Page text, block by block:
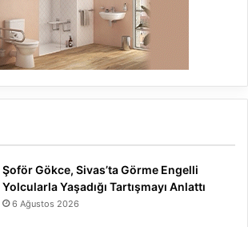
Şoför Gökce, Sivas’ta Görme Engelli
Yolcularla Yaşadığı Tartışmayı Anlattı
6 Ağustos 2026